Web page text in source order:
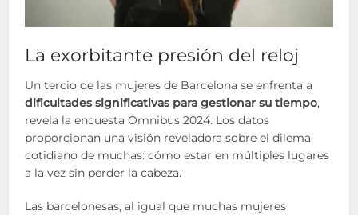
La exorbitante presión del reloj
Un tercio de las mujeres de Barcelona se enfrenta a
dificultades significativas para gestionar su tiempo,
revela la encuesta Òmnibus 2024. Los datos
proporcionan una visión reveladora sobre el dilema
cotidiano de muchas: cómo estar en múltiples lugares
a la vez sin perder la cabeza.
Las barcelonesas, al igual que muchas mujeres